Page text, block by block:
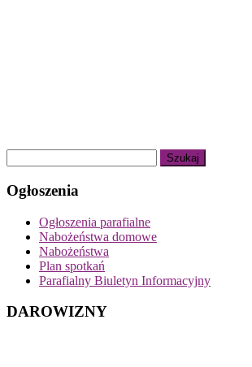
Ogłoszenia
Ogłoszenia parafialne
Nabożeństwa domowe
Nabożeństwa
Plan spotkań
Parafialny Biuletyn Informacyjny
DAROWIZNY